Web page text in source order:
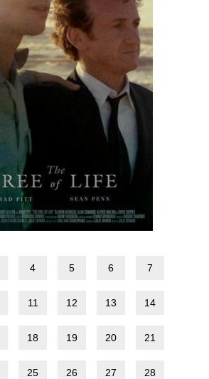
4 5 6 7
11 12 13 14
18 19 20 21
25 26 27 28